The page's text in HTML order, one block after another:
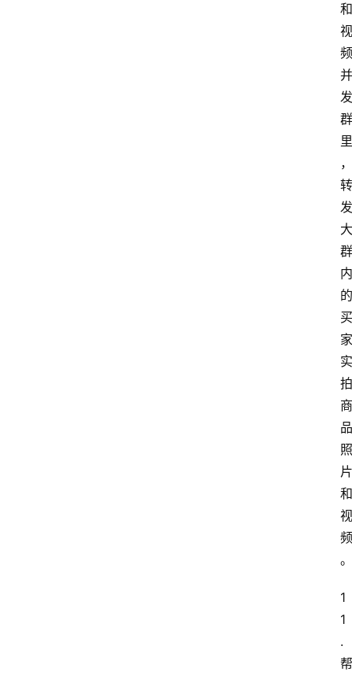
和
视
频
并
发
群
里
，
转
发
大
群
内
的
买
家
实
拍
商
品
照
片
和
视
频
。
1
1
.
帮